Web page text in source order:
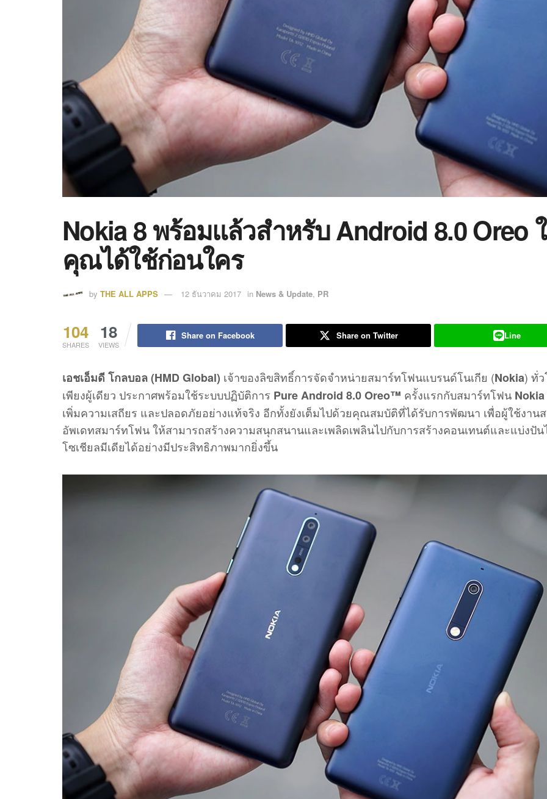
Nokia 8 พร้อมแล้วสำหรับ Android 8.0 Oreo
คุณได้ใช้ก่อนใคร
by THE ALL APPS 12 ธันวาคม 2017 in News & Update, PR
104
SHARES
18
VIEWS
Share on Facebook Share on Twitter Line
เอชเอ็มดี โกลบอล (HMD Global) เจ้าของลิขสิทธิ์การจัดจำหน่ายสมาร์ทโฟนแบรนด์โนเกีย (Nokia) ทั่
เพียงผู้เดียว ประกาศพร้อมใช้ระบบปฏิบัติการ Pure Android 8.0 Oreo™ ครั้งแรกกับสมาร์ทโฟน
เพิ่มความเสถียร และปลอดภัยอย่างแท้จริง อีกทั้งยังเต็มไปด้วยคุณสมบัติที่ได้รับการพัฒนา เพื่อผู้ใช้งาน
อัพเดทสมาร์ทโฟน ให้สามารถสร้างความสนุกสนานและเพลิดเพลินไปกับการสร้างคอนเทนต์และแบ่งปัน
โซเชียลมีเดียได้อย่างมีประสิทธิภาพมากยิ่งขึ้น